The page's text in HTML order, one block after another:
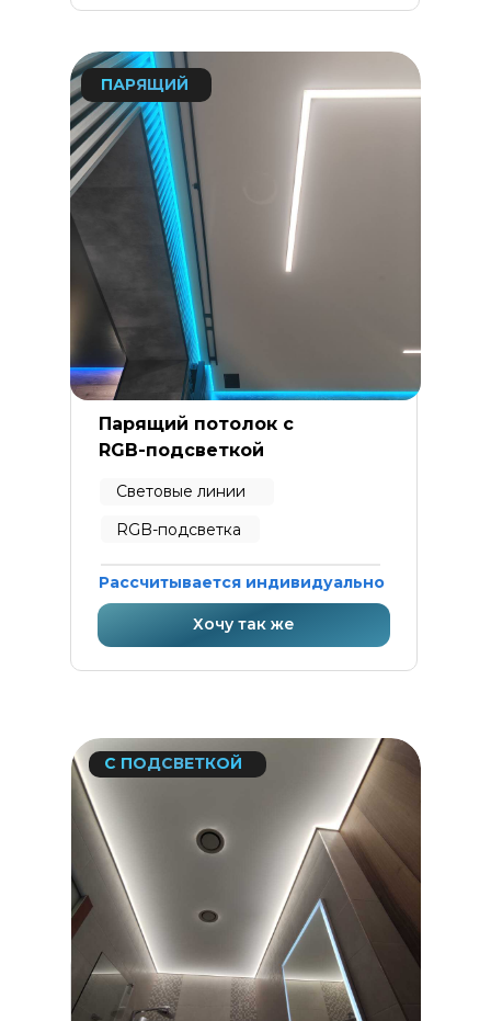
С ПОДСВЕТКОЙ
Рассчитывается индивидуально
Парящий потолок с
RGB-подсветкой
ПАРЯЩИЙ
Световые линии
RGB-подсветка
Хочу так же